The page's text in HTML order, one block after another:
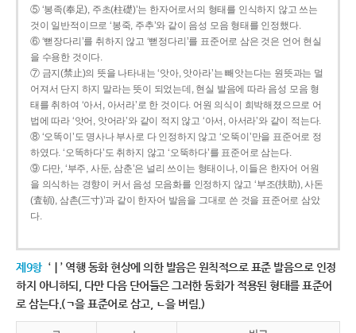
⑤ ‘봉족(奉足), 주초(柱礎)’는 한자어로서의 형태를 인식하지 않고 쓰는
것이 일반적이므로 ‘봉죽, 주추’와 같이 음성 모음 형태를 인정했다.
⑥ ‘뻗장다리’를 취하지 않고 ‘뻗정다리’를 표준어로 삼은 것은 언어 현실
을 수용한 것이다.
⑦ 금지(禁止)의 뜻을 나타내는 ‘앗아, 앗아라’는 빼앗는다는 원뜻과는 멀
어져서 단지 하지 말라는 뜻이 되었는데, 현실 발음에 따라 음성 모음 형
태를 취하여 ‘아서, 아서라’로 한 것이다. 어원 의식이 희박해졌으므로 어
법에 따라 ‘앗어, 앗어라’와 같이 적지 않고 ‘아서, 아서라’와 같이 적는다.
⑧ ‘오똑이’도 명사나 부사로 다 인정하지 않고 ‘오뚝이’만을 표준어로 정
하였다. ‘오똑하다’도 취하지 않고 ‘오뚝하다’를 표준어로 삼는다.
⑨ 다만, ‘부주, 사둔, 삼춘’은 널리 쓰이는 형태이나, 이들은 한자어 어원
을 의식하는 경향이 커서 음성 모음화를 인정하지 않고 ‘부조(扶助), 사돈
(査頓), 삼촌(三寸)’과 같이 한자어 발음을 그대로 쓴 것을 표준어로 삼았
다.
제9항 ‘ㅣ’ 역행 동화 현상에 의한 발음은 원칙적으로 표준 발음으로 인정
하지 아니하되, 다만 다음 단어들은 그러한 동화가 적용된 형태를 표준어
로 삼는다.(ㄱ을 표준어로 삼고, ㄴ을 버림.)